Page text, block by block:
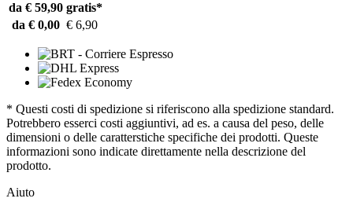
da € 59,90 gratis*
da € 0,00 € 6,90
* Questi costi di spedizione si riferiscono alla spedizione standard.
Potrebbero esserci costi aggiuntivi, ad es. a causa del peso, delle
dimensioni o delle caratterstiche specifiche dei prodotti. Queste
informazioni sono indicate direttamente nella descrizione del
prodotto.
Aiuto